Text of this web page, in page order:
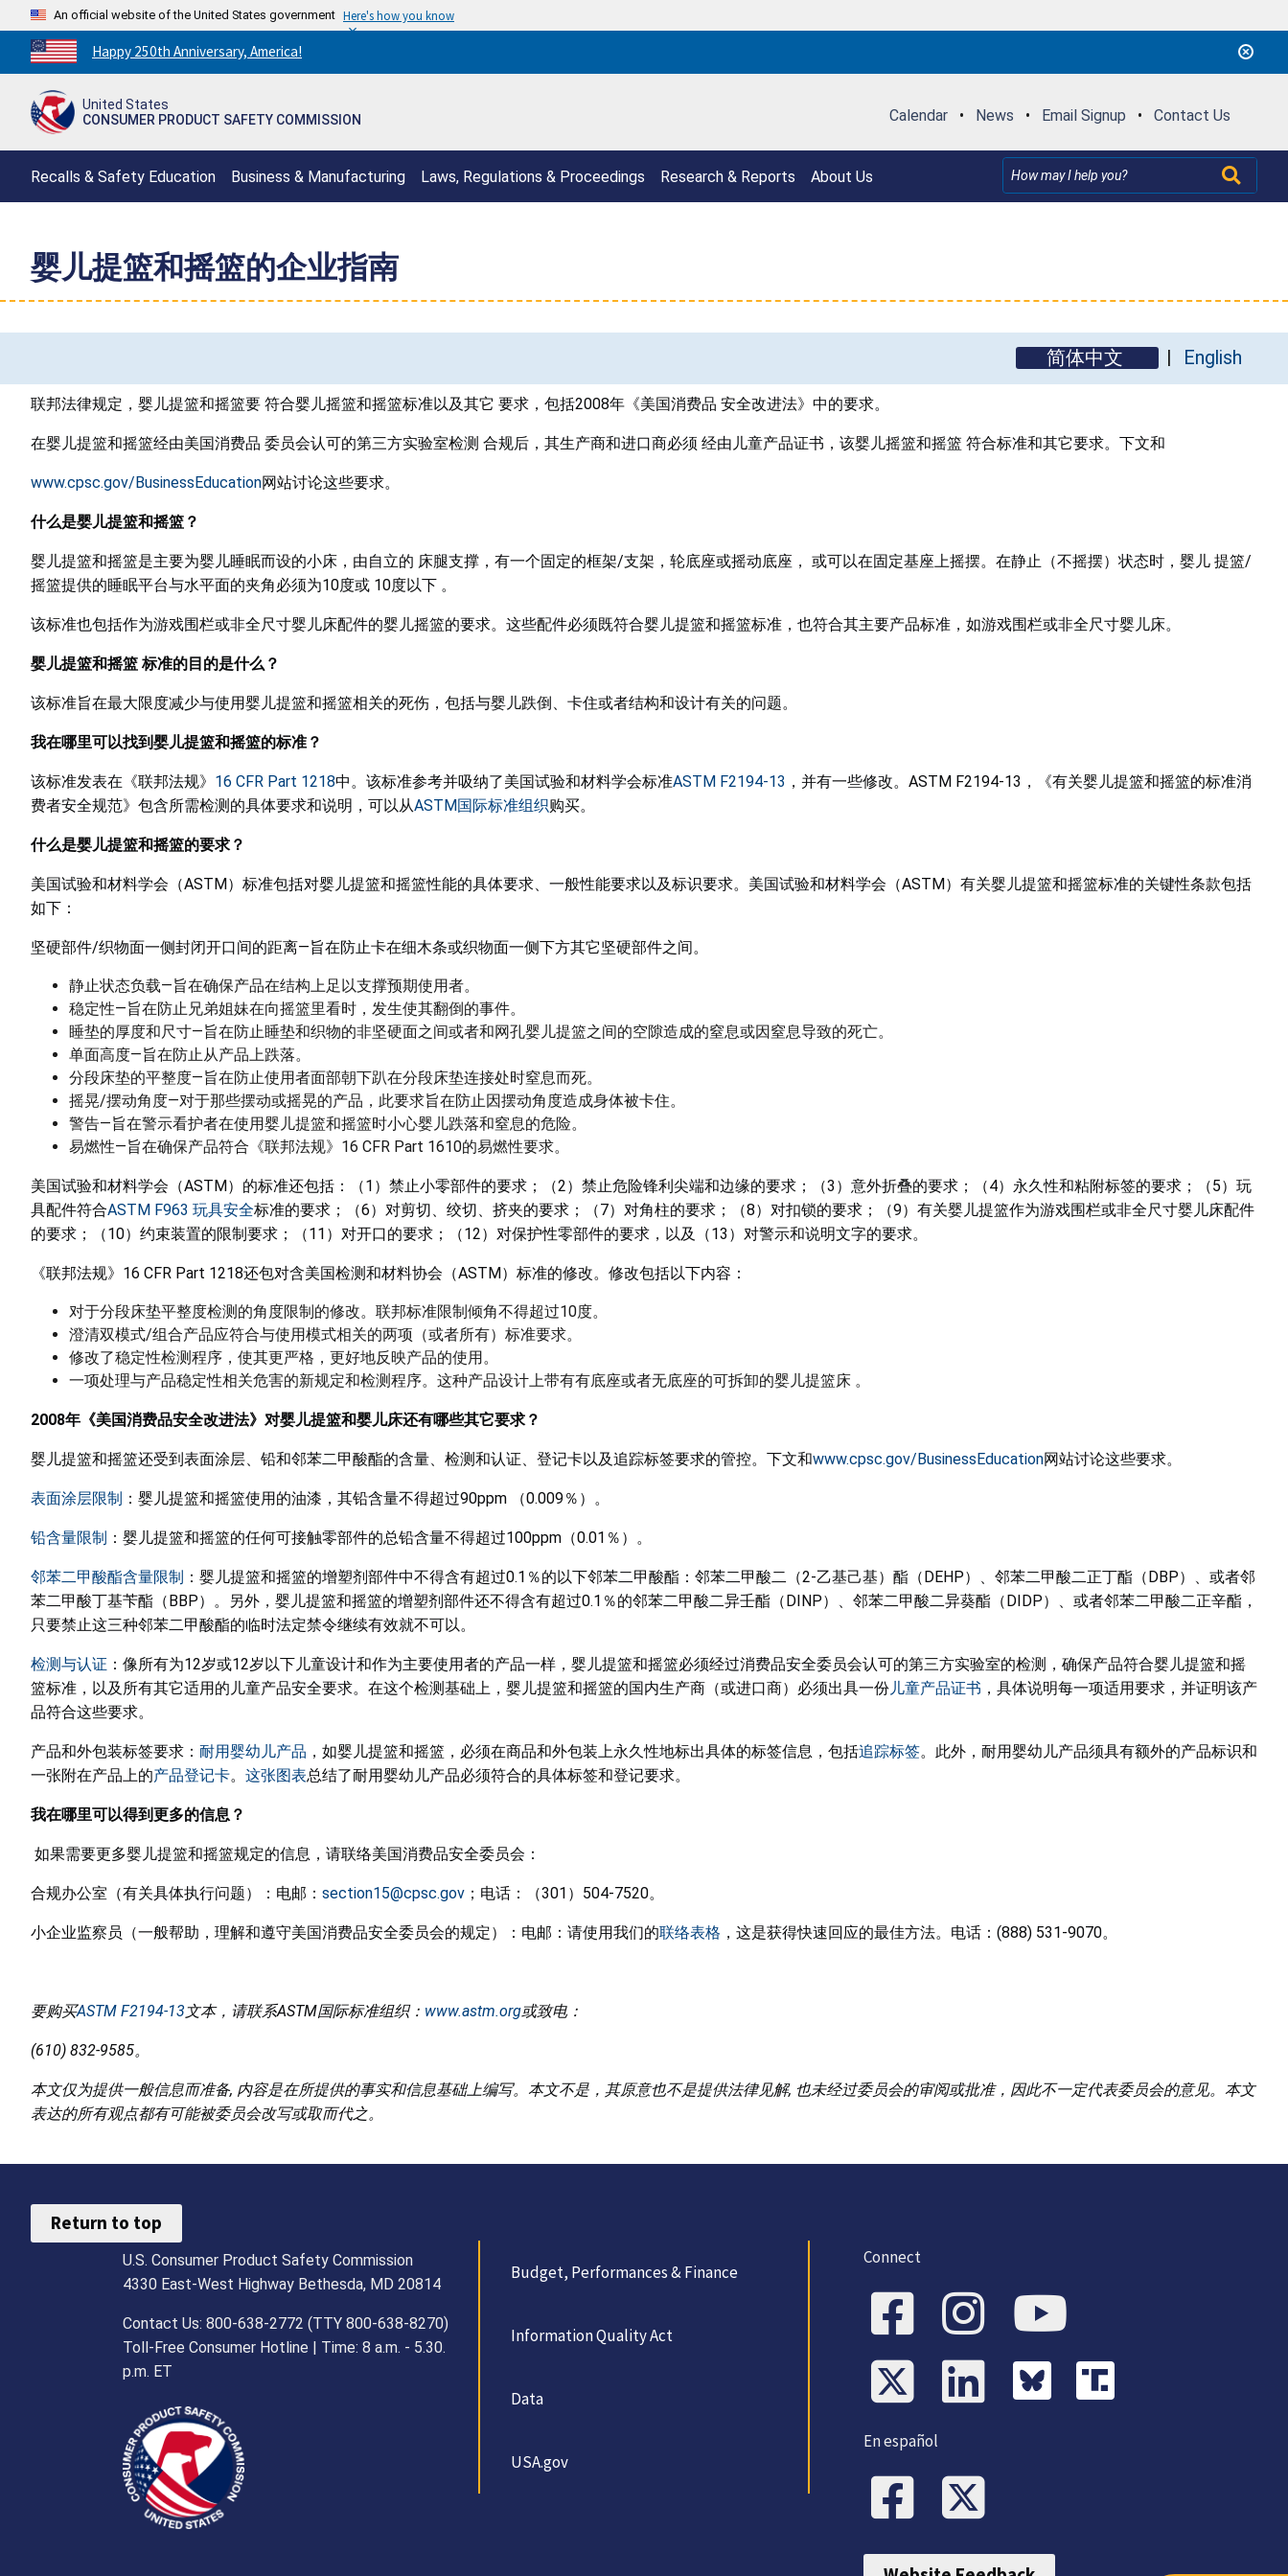
An official website of the United States government Here's how you know
Countdown
to
250th
Happy 250th Anniversary, America!
United States
CONSUMER PRODUCT SAFETY COMMISSION
Calendar • News • Email Signup • Contact Us
Recalls & Safety Education Business & Manufacturing Laws, Regulations & Proceedings Research & Reports About Us
婴儿提篮和摇篮的企业指南
简体中文 English
联邦法律规定，婴儿提篮和摇篮要 符合婴儿摇篮和摇篮标准以及其它 要求，包括2008年《美国消费品 安全改进法》中的要求。
在婴儿提篮和摇篮经由美国消费品 委员会认可的第三方实验室检测 合规后，其生产商和进口商必须 经由儿童产品证书，该婴儿摇篮和摇篮 符合标准和其它要求。下文和
www.cpsc.gov/BusinessEducation网站讨论这些要求。
什么是婴儿提篮和摇篮？
婴儿提篮和摇篮是主要为婴儿睡眠而设的小床，由自立的 床腿支撑，有一个固定的框架/支架，轮底座或摇动底座， 或可以在固定基座上摇摆。在静止（不摇摆）状态时，婴儿 提篮/
摇篮提供的睡眠平台与水平面的夹角必须为10度或 10度以下 。
该标准也包括作为游戏围栏或非全尺寸婴儿床配件的婴儿摇篮的要求。这些配件必须既符合婴儿提篮和摇篮标准，也符合其主要产品标准，如游戏围栏或非全尺寸婴儿床。
婴儿提篮和摇篮 标准的目的是什么？
该标准旨在最大限度减少与使用婴儿提篮和摇篮相关的死伤，包括与婴儿跌倒、卡住或者结构和设计有关的问题。
我在哪里可以找到婴儿提篮和摇篮的标准？
该标准发表在《联邦法规》 16 CFR Part 1218中。该标准参考并吸纳了美国试验和材料学会标准ASTM F2194-13 ，并有一些修改。ASTM F2194-13，《有关婴儿提篮和摇篮的标准消
费者安全规范》包含所需检测的具体要求和说明，可以从ASTM国际标准组织购买。
什么是婴儿提篮和摇篮的要求？
美国试验和材料学会（ASTM）标准包括对婴儿提篮和摇篮性能的具体要求、一般性能要求以及标识要求。美国试验和材料学会（ASTM）有关婴儿提篮和摇篮标准的关键性条款包括
如下：
坚硬部件/织物面一侧封闭开口间的距离—旨在防止卡在细木条或织物面一侧下方其它坚硬部件之间。
静止状态负载—旨在确保产品在结构上足以支撑预期使用者。
稳定性—旨在防止兄弟姐妹在向摇篮里看时，发生使其翻倒的事件。
睡垫的厚度和尺寸—旨在防止睡垫和织物的非坚硬面之间或者和网孔婴儿提篮之间的空隙造成的窒息或因窒息导致的死亡。
单面高度—旨在防止从产品上跌落。
分段床垫的平整度—旨在防止使用者面部朝下趴在分段床垫连接处时窒息而死。
摇晃/摆动角度—对于那些摆动或摇晃的产品，此要求旨在防止因摆动角度造成身体被卡住。
警告—旨在警示看护者在使用婴儿提篮和摇篮时小心婴儿跌落和窒息的危险。
易燃性—旨在确保产品符合《联邦法规》16 CFR Part 1610的易燃性要求。
美国试验和材料学会（ASTM）的标准还包括：（1）禁止小零部件的要求；（2）禁止危险锋利尖端和边缘的要求；（3）意外折叠的要求；（4）永久性和粘附标签的要求；（5）玩
具配件符合ASTM F963 玩具安全标准的要求；（6）对剪切、绞切、挤夹的要求；（7）对角柱的要求；（8）对扣锁的要求；（9）有关婴儿提篮作为游戏围栏或非全尺寸婴儿床配件
的要求；（10）约束装置的限制要求；（11）对开口的要求；（12）对保护性零部件的要求，以及（13）对警示和说明文字的要求。
《联邦法规》16 CFR Part 1218还包对含美国检测和材料协会（ASTM）标准的修改。修改包括以下内容：
对于分段床垫平整度检测的角度限制的修改。联邦标准限制倾角不得超过10度。
澄清双模式/组合产品应符合与使用模式相关的两项（或者所有）标准要求。
修改了稳定性检测程序，使其更严格，更好地反映产品的使用。
一项处理与产品稳定性相关危害的新规定和检测程序。这种产品设计上带有有底座或者无底座的可拆卸的婴儿提篮床 。
2008年《美国消费品安全改进法》对婴儿提篮和婴儿床还有哪些其它要求？
婴儿提篮和摇篮还受到表面涂层、铅和邻苯二甲酸酯的含量、检测和认证、登记卡以及追踪标签要求的管控。下文和www.cpsc.gov/BusinessEducation网站讨论这些要求。
表面涂层限制 ：婴儿提篮和摇篮使用的油漆，其铅含量不得超过90ppm （0.009％）。
铅含量限制 ：婴儿提篮和摇篮的任何可接触零部件的总铅含量不得超过100ppm（0.01％）。
邻苯二甲酸酯含量限制 ：婴儿提篮和摇篮的增塑剂部件中不得含有超过0.1％的以下邻苯二甲酸酯：邻苯二甲酸二（2-乙基己基）酯（DEHP）、邻苯二甲酸二正丁酯（DBP）、或者邻
苯二甲酸丁基苄酯（BBP）。另外，婴儿提篮和摇篮的增塑剂部件还不得含有超过0.1％的邻苯二甲酸二异壬酯（DINP）、邻苯二甲酸二异葵酯（DIDP）、或者邻苯二甲酸二正辛酯，
只要禁止这三种邻苯二甲酸酯的临时法定禁令继续有效就不可以。
检测与认证 ：像所有为12岁或12岁以下儿童设计和作为主要使用者的产品一样，婴儿提篮和摇篮必须经过消费品安全委员会认可的第三方实验室的检测，确保产品符合婴儿提篮和摇
篮标准，以及所有其它适用的儿童产品安全要求。在这个检测基础上，婴儿提篮和摇篮的国内生产商（或进口商）必须出具一份 儿童产品证书 ，具体说明每一项适用要求，并证明该产
品符合这些要求。
产品和外包装标签要求： 耐用婴幼儿产品 ，如婴儿提篮和摇篮，必须在商品和外包装上永久性地标出具体的标签信息，包括追踪标签。此外，耐用婴幼儿产品须具有额外的产品标识和
一张附在产品上的产品登记卡。 这张图表总结了耐用婴幼儿产品必须符合的具体标签和登记要求。
我在哪里可以得到更多的信息？
如果需要更多婴儿提篮和摇篮规定的信息，请联络美国消费品安全委员会：
合规办公室（有关具体执行问题）：电邮： section15@cpsc.gov ；电话：（301）504-7520。
小企业监察员（一般帮助，理解和遵守美国消费品安全委员会的规定）：电邮：请使用我们的联络表格 ，这是获得快速回应的最佳方法。电话：(888) 531-9070。
要购买ASTM F2194-13文本，请联系ASTM国际标准组织： www.astm.org或致电：
(610) 832-9585。
本文仅为提供一般信息而准备, 内容是在所提供的事实和信息基础上编写。本文不是，其原意也不是提供法律见解, 也未经过委员会的审阅或批准，因此不一定代表委员会的意见。本文
表达的所有观点都有可能被委员会改写或取而代之。
Return to top
U.S. Consumer Product Safety Commission
4330 East-West Highway Bethesda, MD 20814
Contact Us: 800-638-2772 (TTY 800-638-8270)
Toll-Free Consumer Hotline | Time: 8 a.m. - 5.30.
p.m. ET
Budget, Performances & Finance
Information Quality Act
Data
USA.gov
Connect
En español